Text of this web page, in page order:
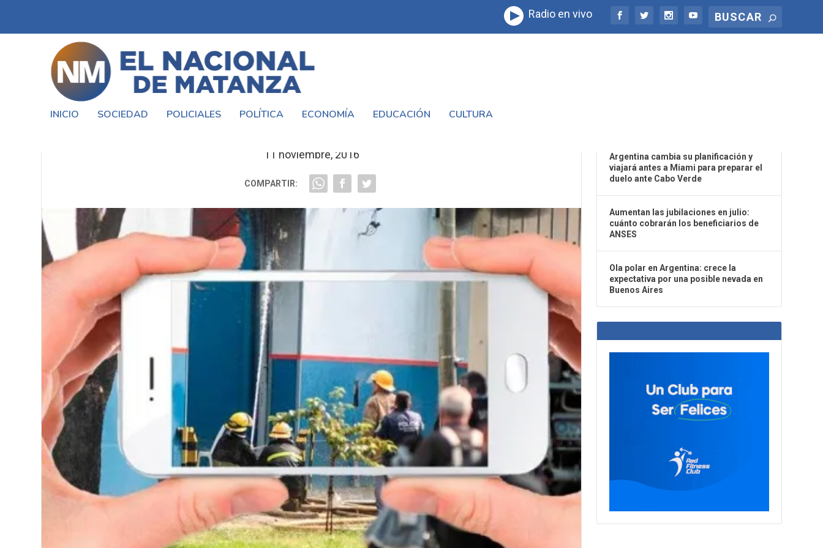
Radio en vivo
INICIO SOCIEDAD POLICIALES POLÍTICA ECONOMÍA EDUCACIÓN CULTURA
11 noviembre, 2016
COMPARTIR:
Argentina cambia su planificación y
viajará antes a Miami para preparar el
duelo ante Cabo Verde
Aumentan las jubilaciones en julio:
cuánto cobrarán los beneficiarios de
ANSES
Ola polar en Argentina: crece la
expectativa por una posible nevada en
Buenos Aires